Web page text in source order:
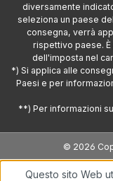
diversamente
seleziona un paese
consegna, verrà
rispettivo paese.
dell'imposta nel
*) Si applica alle
Paesi e per
**) Per informazioni
© 2026
Questo sito Web